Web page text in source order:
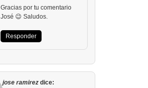
Gracias por tu comentario
José 😉 Saludos.
Responder
jose ramirez dice: